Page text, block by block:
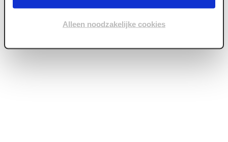
Alleen noodzakelijke cookies